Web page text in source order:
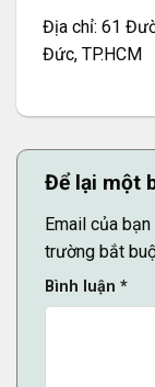
Địa chỉ: 61
Đức, TP.HCM
Để lại một
Email của
trường bắt
Bình luận *